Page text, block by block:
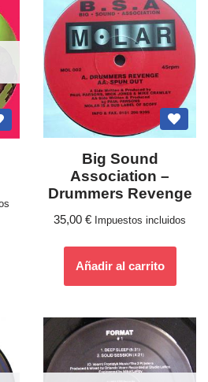
Big Sound
Association ‎–
Drummers Revenge
35,00 € Impuestos incluidos
Añadir al carrito